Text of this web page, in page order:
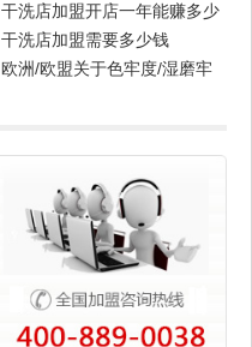
干洗店加盟开店一年能赚多少
钱
干洗店加盟需要多少钱
欧洲/欧盟关于色牢度/湿磨牢